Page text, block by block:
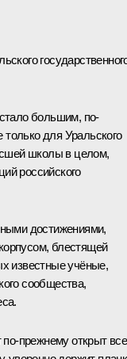
большим, по-
для Уральского
школы в целом,
российского
достижениями,
блестящей
известные учёные,
сообщества,
по-прежнему открыт